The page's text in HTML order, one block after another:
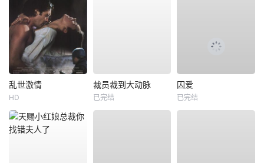
乱世激情
HD
裁员裁到大动脉
已完结
囚爱
已完结